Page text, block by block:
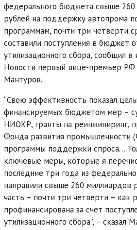
федерального бюджета свыше 260
рублей на поддержку автопрома
программам, почти три четверти
составили поступления в бюджет
утилизационного сбора, сообщил
Новости первый вице-премьер
Мантуров.
“Свою эффективность показал
финансируемых бюджетом мер –
НИОКР, гранты на реинжиниринг,
Фонда развития промышленности
программы поддержки спроса…
ключевые меры, которые я
последние три года из
направили свыше 260 миллиардов
часть – почти три четверти – как
профинансирована за счет
утилизационного сбора”, – сказал